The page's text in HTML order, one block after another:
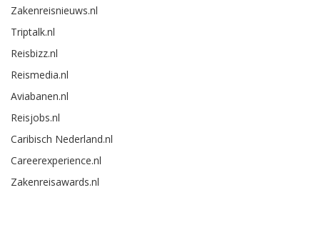
Zakenreisnieuws.nl
Triptalk.nl
Reisbizz.nl
Reismedia.nl
Aviabanen.nl
Reisjobs.nl
Caribisch Nederland.nl
Careerexperience.nl
Zakenreisawards.nl